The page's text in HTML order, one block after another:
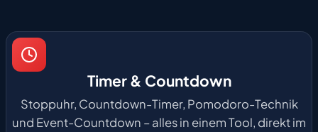
Timer & Countdown
Stoppuhr, Countdown-Timer, Pomodoro-Technik
und Event-Countdown – alles in einem Tool, direkt im